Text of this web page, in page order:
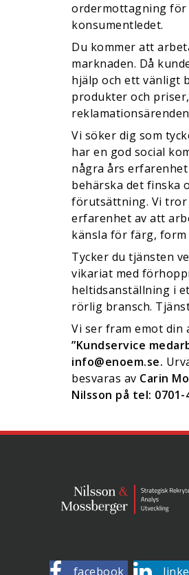
ordermottagning för
konsumentledet.
Du kommer att
marknaden. Då
hjälp och ett vänligt
produkter och
Vi söker dig som
har en god social
några års
behärska det finska
förutsättning. Vi tror
erfarenhet av att
känsla för färg,
Tycker du tjänsten
vikariat med
heltidsanställning i
rörlig bransch.
Vi ser fram emot din
”Kundservice
info@enoem.se.
besvaras av Carin
Nilsson på tel: 0701-
facebook